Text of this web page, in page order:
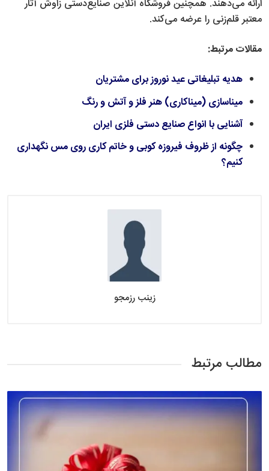
ارائه می‌دهند. همچنین فروشگاه آنلاین صنایع‌دستی زاوش آثار
معتبر قلم‌زنی را عرضه می‌کند.
مقالات مرتبط:
هدیه تبلیغاتی عید نوروز برای مشتریان
میناسازی (میناکاری) هنر فلز و آتش و رنگ
آشنایی با انواع صنایع دستی فلزی ایران
چگونه از ظروف فیروزه کوبی و خاتم کاری روی مس نگهداری
کنیم؟
زینب رزمجو
مطالب مرتبط